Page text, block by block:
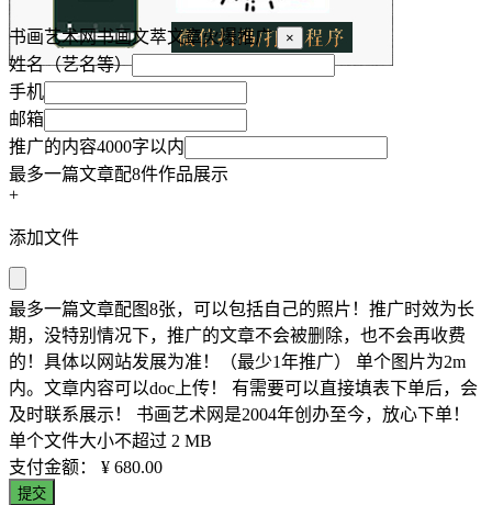
书画艺术网书画文萃文章火爆推广 ×
姓名（艺名等）
手机
邮箱
推广的内容4000字以内
最多一篇文章配8件作品展示
+
添加文件
最多一篇文章配图8张，可以包括自己的照片！推广时效为长
期，没特别情况下，推广的文章不会被删除，也不会再收费
的！具体以网站发展为准！（最少1年推广） 单个图片为2m
内。文章内容可以doc上传！ 有需要可以直接填表下单后，会
及时联系展示！ 书画艺术网是2004年创办至今，放心下单！
单个文件大小不超过 2 MB
支付金额：
¥ 680.00
提交